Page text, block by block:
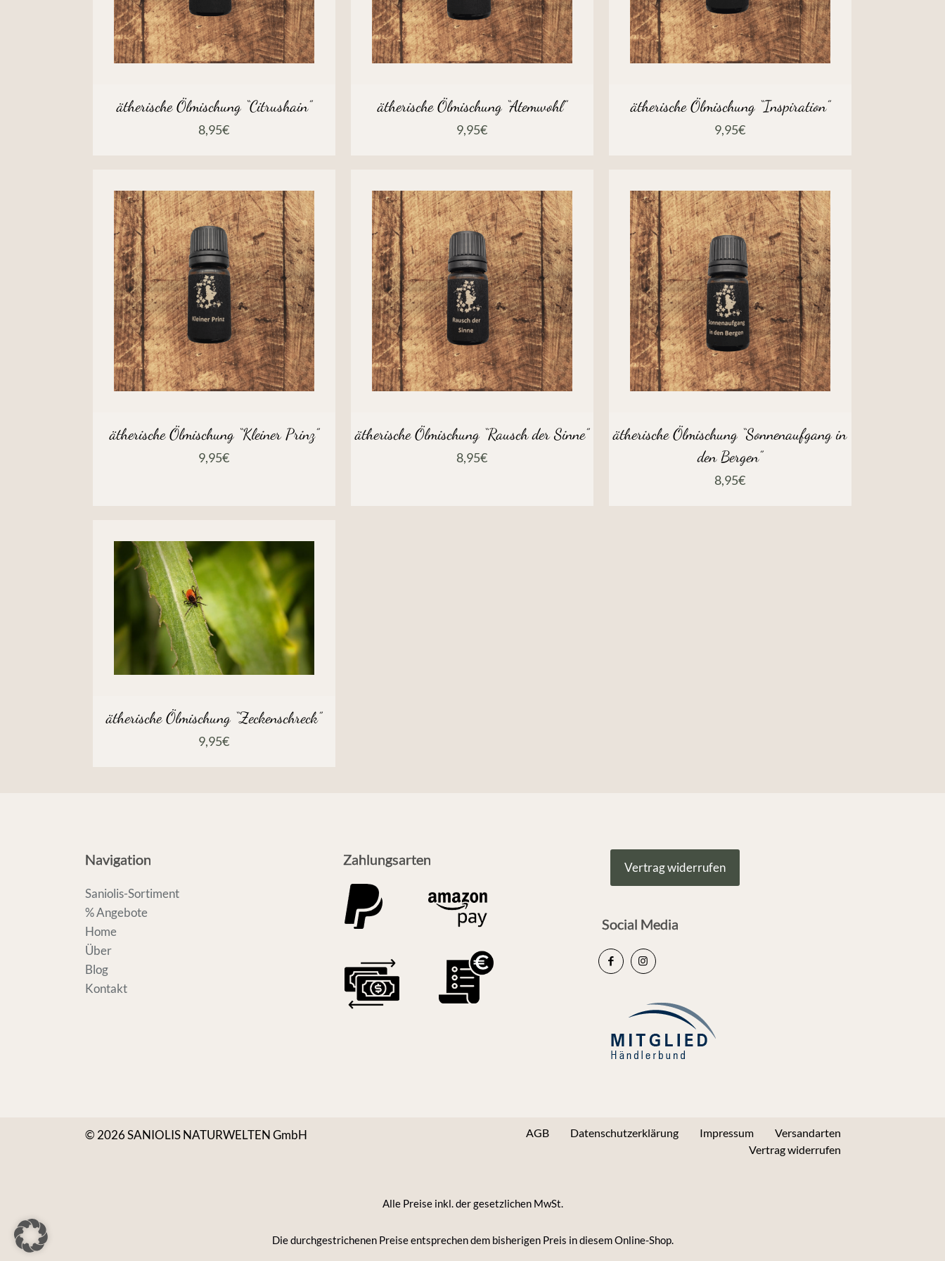
ätherische Ölmischung “Citrushain”
8,95€
ätherische Ölmischung “Atemwohl”
9,95€
ätherische Ölmischung “Inspiration”
9,95€
ätherische Ölmischung “Kleiner Prinz”
9,95€
ätherische Ölmischung “Rausch der Sinne”
8,95€
ätherische Ölmischung “Sonnenaufgang in
den Bergen”
8,95€
ätherische Ölmischung “Zeckenschreck”
9,95€
Navigation
Saniolis-Sortiment
% Angebote
Home
Über
Blog
Kontakt
Zahlungsarten Vertrag widerrufen
Social Media
© 2026 SANIOLIS NATURWELTEN GmbH AGB Datenschutzerklärung Impressum
Versandarten
Vertrag widerrufen
Alle Preise inkl. der gesetzlichen MwSt.
Die durchgestrichenen Preise entsprechen dem bisherigen Preis in diesem Online-Shop.